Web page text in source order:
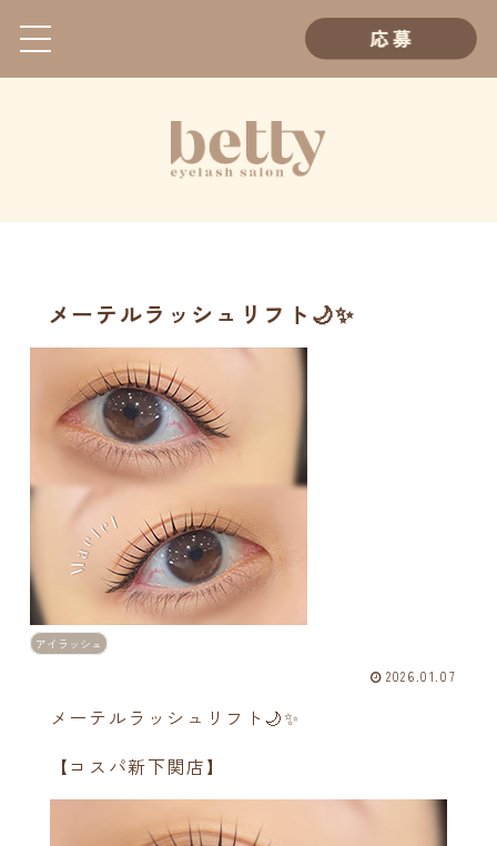
メーテルラッシュリフト🌙✨️
アイラッシュ
2026.01.07
メーテルラッシュリフト🌙✨️
【コスパ新下関店】